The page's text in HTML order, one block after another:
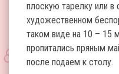
плоскую тарелку или в
художественном
таком виде на 10 – 15
пропитались пряным
после подаем к столу.